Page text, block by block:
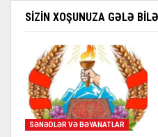
SIZIN XOŞUNUZA GƏLƏ
SƏNƏDLƏR VƏ BƏYANATLAR